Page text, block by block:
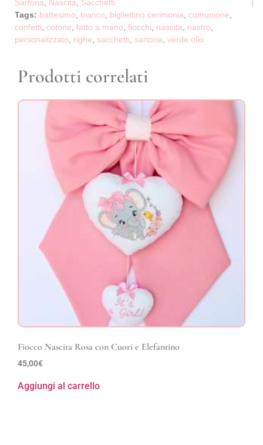
Sartoria
Nascita
Sacchetti
Tags: battesimo bianco bigliettino cerimonia comunione
confetti cotone fatto a mano fiocchi nascita nastro
personalizzato
righe sacchetti sartoria verde olio
Prodotti correlati
Fiocco Nascita Rosa con Cuori e Elefantino
45,00€
Aggiungi al carrello